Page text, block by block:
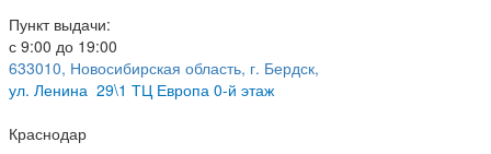
Пункт выдачи:
с 9:00 до 19:00
633010, Новосибирская область, г. Бердск,
ул. Ленина 29\1 ТЦ Европа 0-й этаж
Краснодар